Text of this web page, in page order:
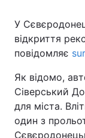
У
відкриття
повідомляє
Як відомо,
Сіверський
для міста.
один з